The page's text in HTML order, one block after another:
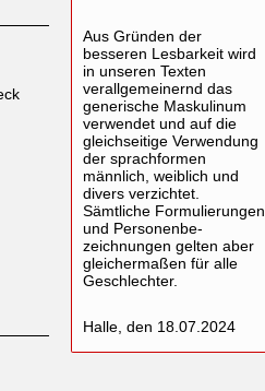
Aus Gründen der
besseren Lesbarkeit wird
in unseren Texten
verallgemeinernd das
generische Maskulinum
verwendet und auf die
gleichseitige Verwendung
der sprachformen
männlich, weiblich und
divers verzichtet.
Sämtliche Formulierungen
und Personenbe-
zeichnungen gelten aber
gleichermaßen für alle
Geschlechter.
Halle, den 18.07.2024